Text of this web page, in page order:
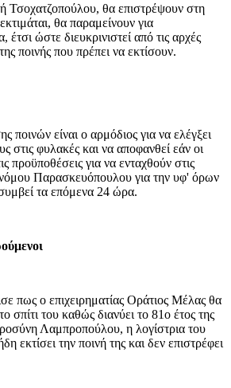
Τσοχατζοπούλου, θα επιστρέψουν στη
θα παραμείνουν για
έτσι ώστε διευκρινιστεί από τις αρχές
ποινής που πρέπει να εκτίσουν.
ποινών είναι ο αρμόδιος για να ελέγξει
στις φυλακές και να αποφανθεί εάν οι
προϋποθέσεις για να ενταχθούν στις
νόμου Παρασκευόπουλου για την υφ' όρων
τα επόμενα 24 ώρα.
πως ο επιχειρηματίας Οράτιος Μέλας θα
σπίτι του καθώς διανύει το 81ο έτος της
Λαμπροπούλου, η λογίστρια του
εκτίσει την ποινή της και δεν επιστρέφει